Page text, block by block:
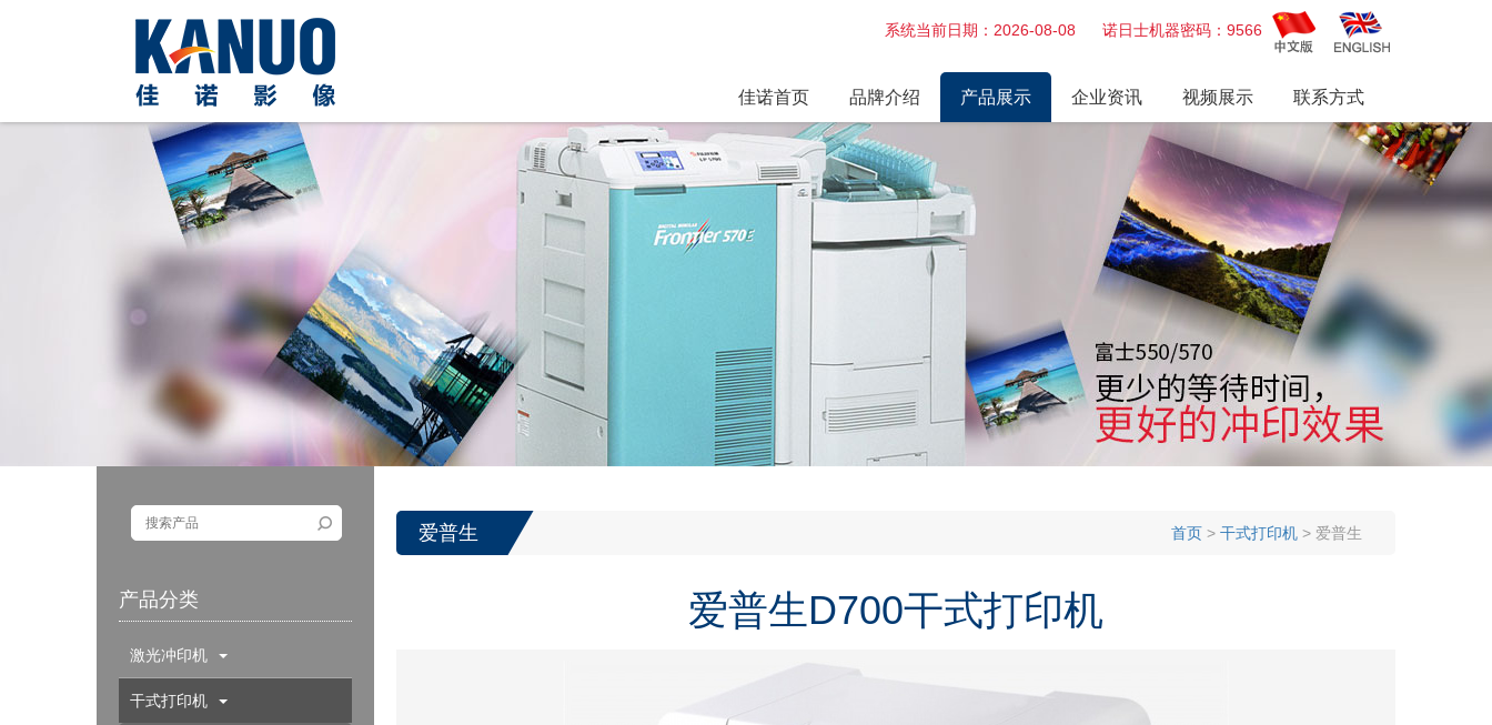
系统当前日期：2026-08-08 诺日士机器密码：9566
佳诺首页 品牌介绍
企业简介
企业环境
产品展示
维修业务
激光枪
电路板 电源
配件
相纸、药水、墨盒及其他耗材
最新推荐
富士 爱普生 诺日士 干式打印机
企业资讯
历届展会
视频展示
视频展播
联系方式
产品分类
激光冲印机
干式打印机
首页 > 干式打印机 > 爱普生
爱普生
爱普生D700干式打印机